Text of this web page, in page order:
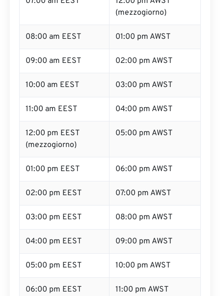
(mezzogiorno)
08:00 am EEST 01:00 pm AWST
09:00 am EEST 02:00 pm AWST
10:00 am EEST 03:00 pm AWST
11:00 am EEST 04:00 pm AWST
12:00 pm EEST
(mezzogiorno)
05:00 pm AWST
01:00 pm EEST 06:00 pm AWST
02:00 pm EEST 07:00 pm AWST
03:00 pm EEST 08:00 pm AWST
04:00 pm EEST 09:00 pm AWST
05:00 pm EEST 10:00 pm AWST
06:00 pm EEST 11:00 pm AWST